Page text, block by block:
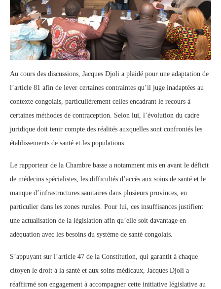
Au cours des discussions, Jacques Djoli a plaidé pour une adaptation de
l’article 81 afin de lever certaines contraintes qu’il juge inadaptées au
contexte congolais, particulièrement celles encadrant le recours à
certaines méthodes de contraception. Selon lui, l’évolution du cadre
juridique doit tenir compte des réalités auxquelles sont confrontés les
établissements de santé et les populations.
Le rapporteur de la Chambre basse a notamment mis en avant le déficit
de médecins spécialistes, les difficultés d’accès aux soins de santé et le
manque d’infrastructures sanitaires dans plusieurs provinces, en
particulier dans les zones rurales. Pour lui, ces insuffisances justifient
une actualisation de la législation afin qu’elle soit davantage en
adéquation avec les besoins du système de santé congolais.
S’appuyant sur l’article 47 de la Constitution, qui garantit à chaque
citoyen le droit à la santé et aux soins médicaux, Jacques Djoli a
réaffirmé son engagement à accompagner cette initiative législative au